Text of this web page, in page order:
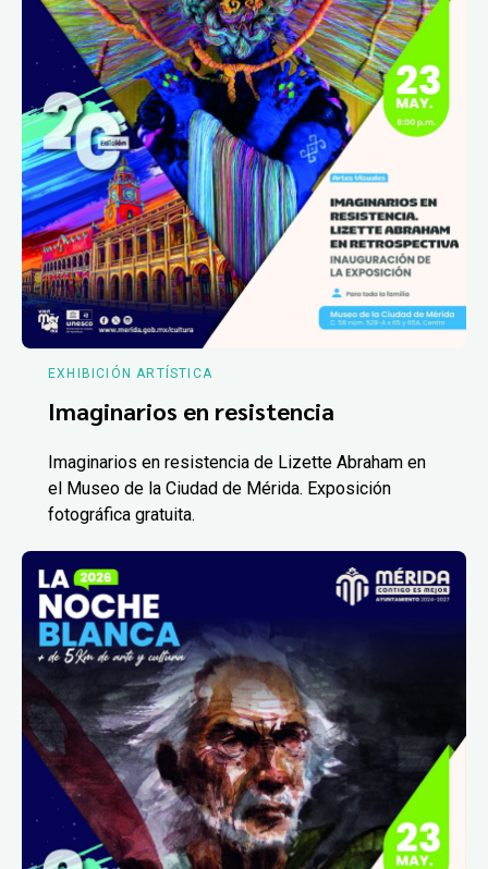
EXHIBICIÓN ARTÍSTICA
Imaginarios en resistencia
Imaginarios en resistencia de Lizette Abraham en
el Museo de la Ciudad de Mérida. Exposición
fotográfica gratuita.